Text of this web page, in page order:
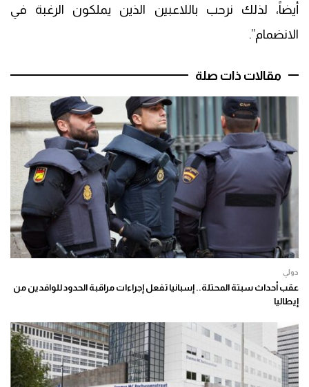
أيضاً، لذلك نرحب باللاعبين الذين يملكون الرغبة في
الانضمام”.
مقالات ذات صلة
دولي
عقب أحداث سبتة المحتلة.. إسبانيا تفعل إجراءات مراقبة الحدود للوافدين من
إيطاليا